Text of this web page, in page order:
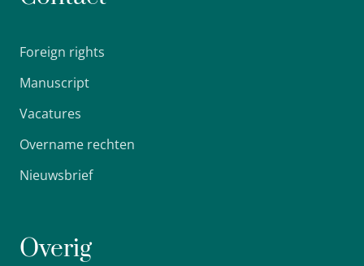
Foreign rights
Manuscript
Vacatures
Overname rechten
Nieuwsbrief
Overig